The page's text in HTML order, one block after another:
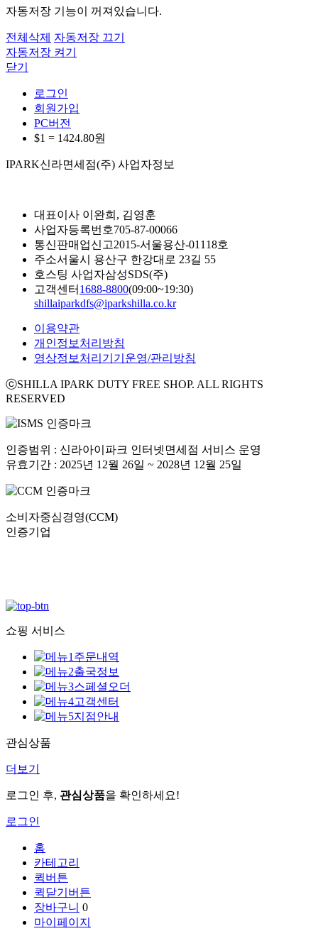
자동저장 기능이 꺼져있습니다.
전체삭제 자동저장 끄기
자동저장 켜기
닫기
로그인
회원가입
PC버전
$1 = 1424.80원
IPARK신라면세점(주) 사업자정보
대표이사 이완희, 김영훈
사업자등록번호705-87-00066
통신판매업신고2015-서울용산-01118호
주소서울시 용산구 한강대로 23길 55
호스팅 사업자삼성SDS(주)
고객센터 1688-8800(09:00~19:30)
shillaiparkdfs@iparkshilla.co.kr
이용약관
개인정보처리방침
영상정보처리기기운영/관리방침
ⓒSHILLA IPARK DUTY FREE SHOP. ALL RIGHTS
RESERVED
인증범위 : 신라아이파크 인터넷면세점 서비스 운영
유효기간 : 2025년 12월 26일 ~ 2028년 12월 25일
소비자중심경영(CCM)
인증기업
쇼핑 서비스
주문내역
출국정보
스페셜오더
고객센터
지점안내
관심상품
더보기
로그인 후, 관심상품을 확인하세요!
로그인
홈
카테고리
퀵버튼
퀵닫기버튼
장바구니 0
마이페이지